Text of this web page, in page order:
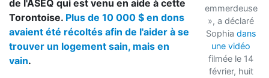
emmerdeuse
», a déclaré
Sophia dans
une vidéo
filmée le 14
février, huit
de l'ASEQ qui est venu en aide à cette
Torontoise. Plus de 10 000 $ en dons
avaient été récoltés afin de l'aider à se
trouver un logement sain, mais en
vain.